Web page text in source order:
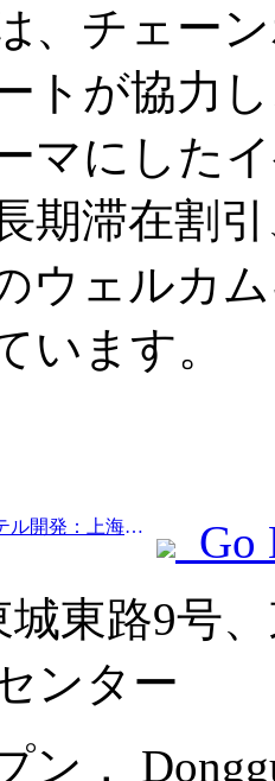
、チェー
トが協力
マにした
期滞在割
ウェルカ
います。
Prev:2026年の世界のホテル開発：上海が新規客室増設で首位
Go
東路9号
ンター
ン，